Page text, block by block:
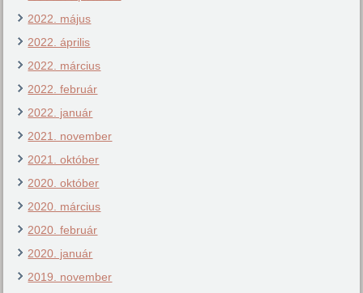
2022. május
2022. április
2022. március
2022. február
2022. január
2021. november
2021. október
2020. október
2020. március
2020. február
2020. január
2019. november